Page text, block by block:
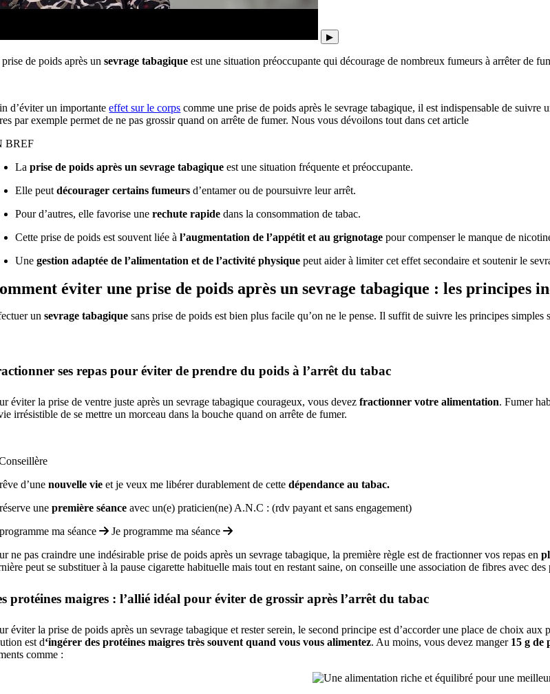
▶
de poids après unsevrage tabagique est une situation préoccupante qui décourage de nombreux fumeurs à arrêter de
d’éviter un importanteeffet sur le corps comme une prise de poids après le sevrage tabagique, il est indispensable de
par exemple permet de ne pas grossir quand on arrête de fumer. Nous vous dévoilons tout dans cet article
BREF
Laprise de poids après un sevrage tabagique est une situation fréquente et préoccupante.
Elle peutdécourager certains fumeurs d’entamer ou de poursuivre leur arrêt.
Pour d’autres, elle favorise unerechute rapide dans la consommation de tabac.
Cette prise de poids est souvent liée àl’augmentation de l’appétit et au grignotage pour compenser le manque de
Unegestion adaptée de l’alimentation et de l’activité physique peut aider à limiter cet effet secondaire et soutenir le
éviter une prise de poids après un sevrage tabagique : les principes
unsevrage tabagique sans prise de poids est bien plus facile qu’on ne le pense. Il suffit de suivre les principes simples
ses repas pour éviter de prendre du poids à l’arrêt du tabac
éviter la prise de ventre juste après un sevrage tabagique courageux, vous devez fractionner votre alimentation.Fumer
irrésistible de se mettre un morceau dans la bouche quand on arrête de fumer.
d’unenouvelle vie et je veux me libérer durablement de cettedépendance au tabac.
unepremière séance avec un(e) praticien(ne) A.N.C : (rdv payant et sans engagement)
ma séance
Je programme ma séance
ne pas craindre une indésirable prise de poids après un sevrage tabagique, la première règle est de fractionner vos repas en
peut se substituer à la pause cigarette habituelle mais tout en restant saine, on conseille une association de fibres avec des
protéines maigres : l’allié idéal pour éviter de grossir après l’arrêt du tabac
éviter la prise de poids après un sevrage tabagique et rester serein, le second principe est d’accorder une place de choix
est d‘ingérer des protéines maigres très souvent quand vous vous alimentez. Au moins, vous devez manger15 g de
comme :